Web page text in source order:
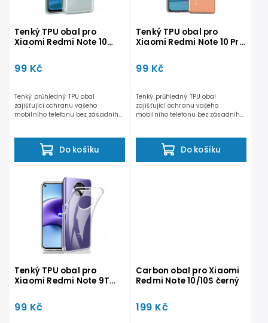
Tenký TPU obal pro
Xiaomi Redmi Note 10
99 Kč
Do košíku
Tenký průhledný TPU obal
zajišťující ochranu vašeho
mobilního telefonu bez zásadního
Tenký TPU obal pro
Xiaomi Redmi Note 10 Pro
99 Kč
Do košíku
Tenký průhledný TPU obal
zajišťující ochranu vašeho
mobilního telefonu bez zásadního
Tenký TPU obal pro
Xiaomi Redmi Note 9T
99 Kč
Carbon obal pro Xiaomi
Redmi Note 10/10S černý
199 Kč